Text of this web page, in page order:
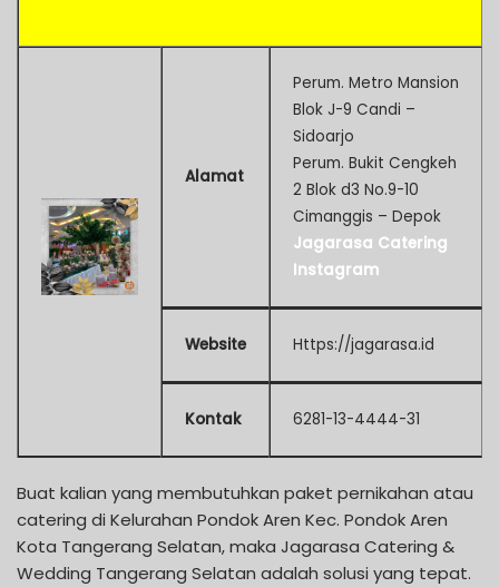
Alamat
Perum. Metro Mansion
Blok J-9 Candi –
Sidoarjo
Perum. Bukit Cengkeh
2 Blok d3 No.9-10
Cimanggis – Depok
Jagarasa Catering
Instagram
Website Https://jagarasa.id
Kontak 6281-13-4444-31
Buat kalian yang membutuhkan paket pernikahan atau
catering di Kelurahan Pondok Aren Kec. Pondok Aren
Kota Tangerang Selatan, maka Jagarasa Catering &
Wedding Tangerang Selatan adalah solusi yang tepat.